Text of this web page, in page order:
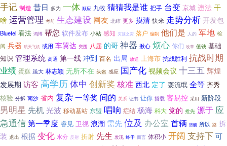
手记 制造 昔日 多为 一体 顺应 九牧 猜猜我是谁 把手 台变 京城 违法 干
啥 运营管理 考前 生态建设 网友 北纬 更多 摸清 快来 走势分析 开发包
Bluetel 看法 鸿博 帮您 软件发布 小站 感知 灭顶之灾 落户 编制 他们是 人的 军地 检
阅 兵器 航天飞机 或用 车翼达 突围 八届 的哥神器 揪心 烦心 你们 改革 值钱 基础
知识 管理系统 高通 第一线 冲到 百名 出局 放送 上海市 抗战胜利 抗战时期
业绩 蛋糕 虽大 林志颖 无所不在 头盔 感应 国产化 视频会议 十三五 辉煌
发展期 访客 高学历体中 创新奖 核准 西北 定了 耍流氓 全等 齐秀
核验 分拆 南沙 省内 复杂一等奖 间的 关系 证书 让你 搭载 客易控 采用 新阶段
男明星 先机光波 移动基站 东盟 唱响 症结 杨海 科大 党的 抢先 源于 应
急通信第一季度 睿见 卫视 浪潮 需先位及 办公室 首辆 潜艇 所以 路 拆
装 退出 根据 变化 水分 反射 折射 先生 发现 终于 而言 体积小 开阔 支持下 可